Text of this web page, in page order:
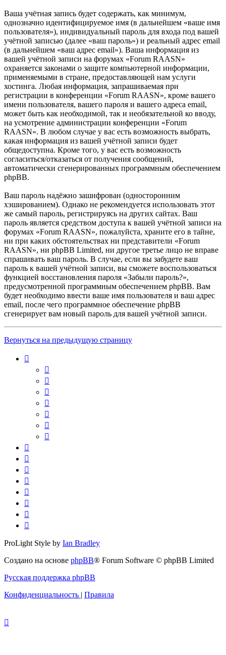
Ваша учётная запись будет содержать, как минимум,
однозначно идентифицируемое имя (в дальнейшем «ваше имя
пользователя»), индивидуальный пароль для входа под вашей
учётной записью (далее «ваш пароль») и реальный адрес email
(в дальнейшем «ваш адрес email»). Ваша информация из
вашей учётной записи на форумах «Forum RAASN»
охраняется законами о защите компьютерной информации,
применяемыми в стране, предоставляющей нам услуги
хостинга. Любая информация, запрашиваемая при
регистрации в конференции «Forum RAASN», кроме вашего
имени пользователя, вашего пароля и вашего адреса email,
может быть как необходимой, так и необязательной ко вводу,
на усмотрение администрации конференции «Forum
RAASN». В любом случае у вас есть возможность выбрать,
какая информация из вашей учётной записи будет
общедоступна. Кроме того, у вас есть возможность
согласиться/отказаться от получения сообщений,
автоматически сгенерированных программным обеспечением
phpBB.
Ваш пароль надёжно зашифрован (односторонним
хэшированием). Однако не рекомендуется использовать этот
же самый пароль, регистрируясь на других сайтах. Ваш
пароль является средством доступа к вашей учётной записи на
форумах «Forum RAASN», пожалуйста, храните его в тайне,
ни при каких обстоятельствах ни представители «Forum
RAASN», ни phpBB Limited, ни другое третье лицо не вправе
спрашивать ваш пароль. В случае, если вы забудете ваш
пароль к вашей учётной записи, вы сможете воспользоваться
функцией восстановления пароля «Забыли пароль?»,
предусмотренной программным обеспечением phpBB. Вам
будет необходимо ввести ваше имя пользователя и ваш адрес
email, после чего программное обеспечение phpBB
сгенерирует вам новый пароль для вашей учётной записи.
Вернуться на предыдущую страницу
ProLight Style by Ian Bradley
Создано на основе phpBB® Forum Software © phpBB Limited
Русская поддержка phpBB
Конфиденциальность | Правила